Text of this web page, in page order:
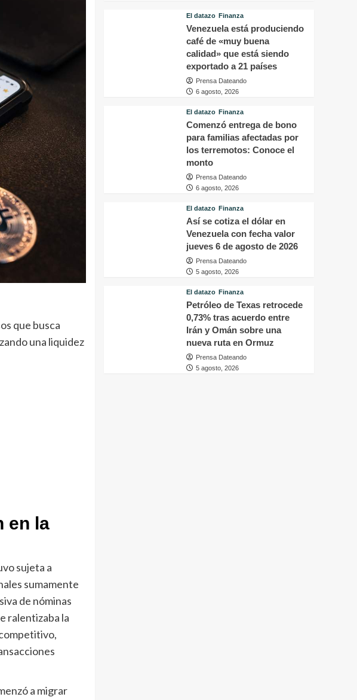
que busca
una liquidez
en la
sujeta a
sumamente
de nóminas
ralentizaba la
a migrar
El datazo Finanza
Venezuela está produciendo
café de «muy buena
calidad» que está siendo
exportado a 21 países
Prensa Dateando
6 agosto, 2026
El datazo Finanza
Comenzó entrega de bono
para familias afectadas por
los terremotos: Conoce el
monto
Prensa Dateando
6 agosto, 2026
El datazo Finanza
Así se cotiza el dólar en
Venezuela con fecha valor
jueves 6 de agosto de 2026
Prensa Dateando
5 agosto, 2026
El datazo Finanza
Petróleo de Texas retrocede
0,73% tras acuerdo entre
Irán y Omán sobre una
nueva ruta en Ormuz
Prensa Dateando
5 agosto, 2026